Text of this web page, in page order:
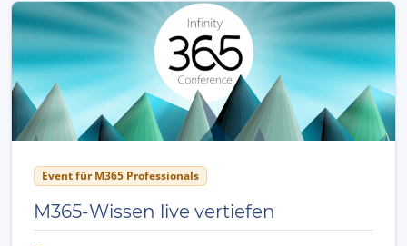
Event für M365 Professionals
M365-Wissen live vertiefen